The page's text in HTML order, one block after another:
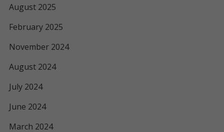
August 2025
February 2025
November 2024
August 2024
July 2024
June 2024
March 2024